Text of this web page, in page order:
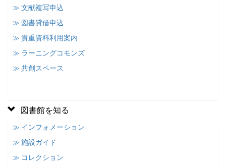
≫ 文献複写申込
≫ 図書貸借申込
≫ 貴重資料利用案内
≫ ラーニングコモンズ
≫ 共創スペース
図書館を知る
≫ インフォメーション
≫ 施設ガイド
≫ コレクション